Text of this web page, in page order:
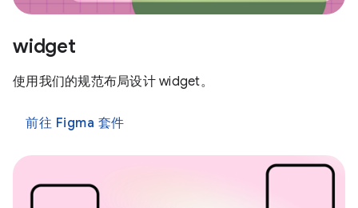
widget
使用我们的规范布局设计 widget。
前往 Figma 套件